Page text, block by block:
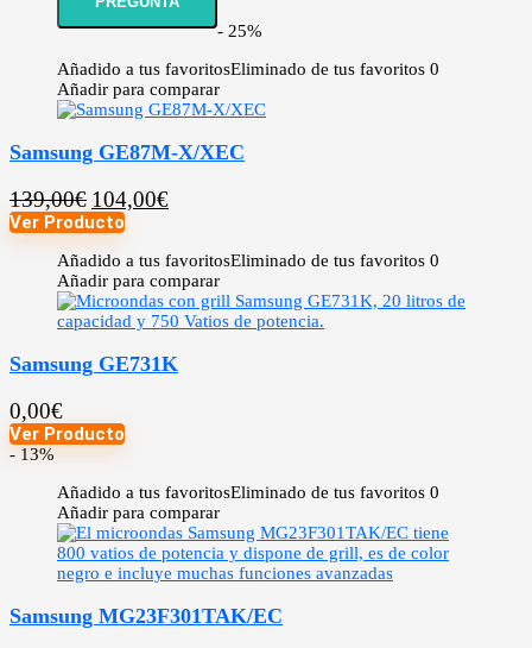
- 25%
Añadido a tus favoritosEliminado de tus favoritos 0
Añadir para comparar
Samsung GE87M-X/XEC
139,00€ 104,00€
Ver Producto
Añadido a tus favoritosEliminado de tus favoritos 0
Añadir para comparar
Samsung GE731K
0,00€
Ver Producto
- 13%
Añadido a tus favoritosEliminado de tus favoritos 0
Añadir para comparar
Samsung MG23F301TAK/EC